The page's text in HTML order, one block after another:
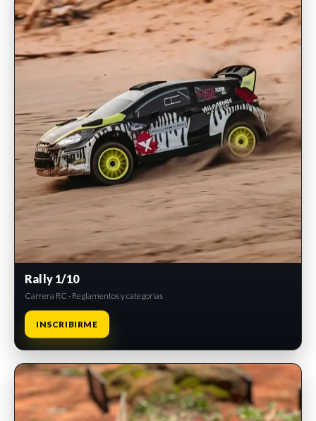
Rally 1/10
Carrera RC · Reglamentos y categorías
INSCRIBIRME
INSCRIPCIONES ABIERTAS